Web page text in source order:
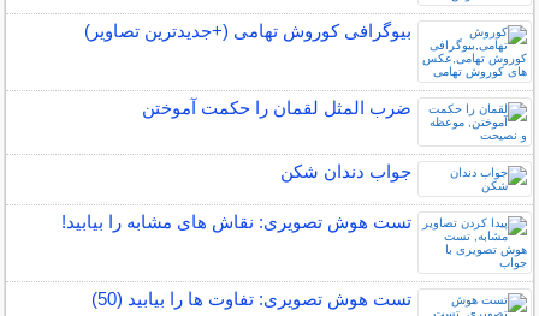
بیوگرافی کوروش تهامی (+جدیدترین تصاویر)
ضرب المثل لقمان را حکمت آموختن
جواب دندان شکن
تست هوش تصویری: نقاش های مشابه را بیابید!
تست هوش تصویری: تفاوت ها را بیابید (50)